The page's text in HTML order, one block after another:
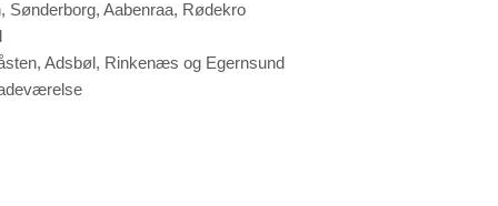
Sønderborg, Aabenraa, Rødekro
Adsbøl, Rinkenæs og Egernsund